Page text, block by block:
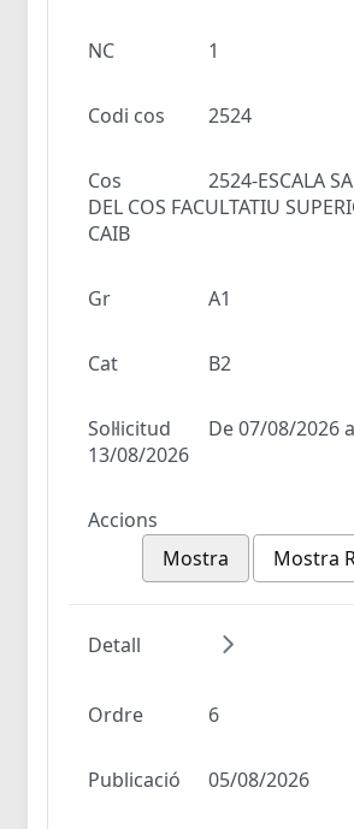
NC 1
Codi cos 2524
Cos
2524-ESCALA
DEL COS FACULTATIU
CAIB
Gr A1
Cat B2
Sol·licitud
De 07/08/2026 a
13/08/2026
Accions
Mostra
Mostra
Detall
Ordre 6
Publicació 05/08/2026